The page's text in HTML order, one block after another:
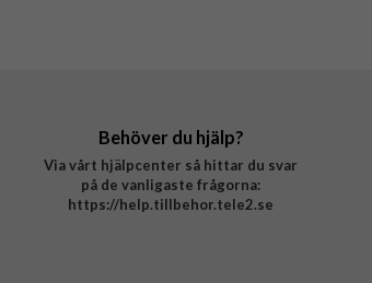
Behöver du hjälp?
Via vårt hjälpcenter så hittar du svar
på de vanligaste frågorna:
https://help.tillbehor.tele2.se